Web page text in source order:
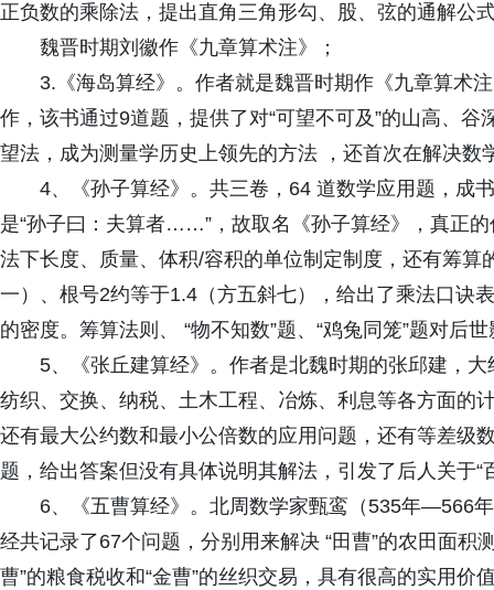
正负数的乘除法，提出直角三角形勾、股、弦的通解公
魏晋时期刘徽作《九章算术注》；
3.《海岛算经》。作者就是魏晋时期作《九章算术
作，该书通过9道题，提供了对“可望不可及”的山高、
望法，成为测量学历史上领先的方法 ，还首次在解决数
4、《孙子算经》。共三卷，64 道数学应用题，成
是“孙子曰：夫算者……”，故取名《孙子算经》，真正
法下长度、质量、体积/容积的单位制定制度，还有筹
一）、根号2约等于1.4（方五斜七），给出了乘法口诀
的密度。筹算法则、 “物不知数”题、“鸡兔同笼”题对后
5、《张丘建算经》。作者是北魏时期的张邱建，
纺织、交换、纳税、土木工程、冶炼、利息等各方面的
还有最大公约数和最小公倍数的应用问题，还有等差
题，给出答案但没有具体说明其解法，引发了后人关于“
6、《五曹算经》。北周数学家甄鸾（535年—566
经共记录了67个问题，分别用来解决 “田曹”的农田面积
曹”的粮食税收和“金曹”的丝织交易，具有很高的实用价